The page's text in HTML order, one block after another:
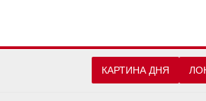
КАРТИНА ДНЯ